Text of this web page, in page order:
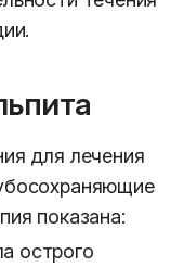
для лечения
показана:
острого